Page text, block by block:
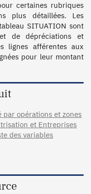
certaines rubriques
plus détaillées. Les
SITUATION sont
de dépréciations et
lignes afférentes aux
pour leur montant
par opérations et zones
et Entreprises
des variables